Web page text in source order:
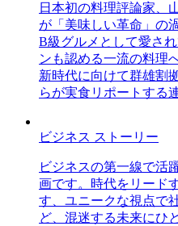
日本初の料理評論家、
が「美味しい革命」の
B級グルメとして愛さ
ンも認める一流の料理
新時代に向けて群雄割
らが実食リポートする
ビジネス ストーリー
ビジネスの第一線で活
画です。時代をリード
す、ユニークな視点で
ど、混迷する未来にひ